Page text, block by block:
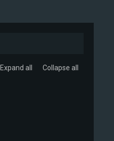
Expand all Collapse all